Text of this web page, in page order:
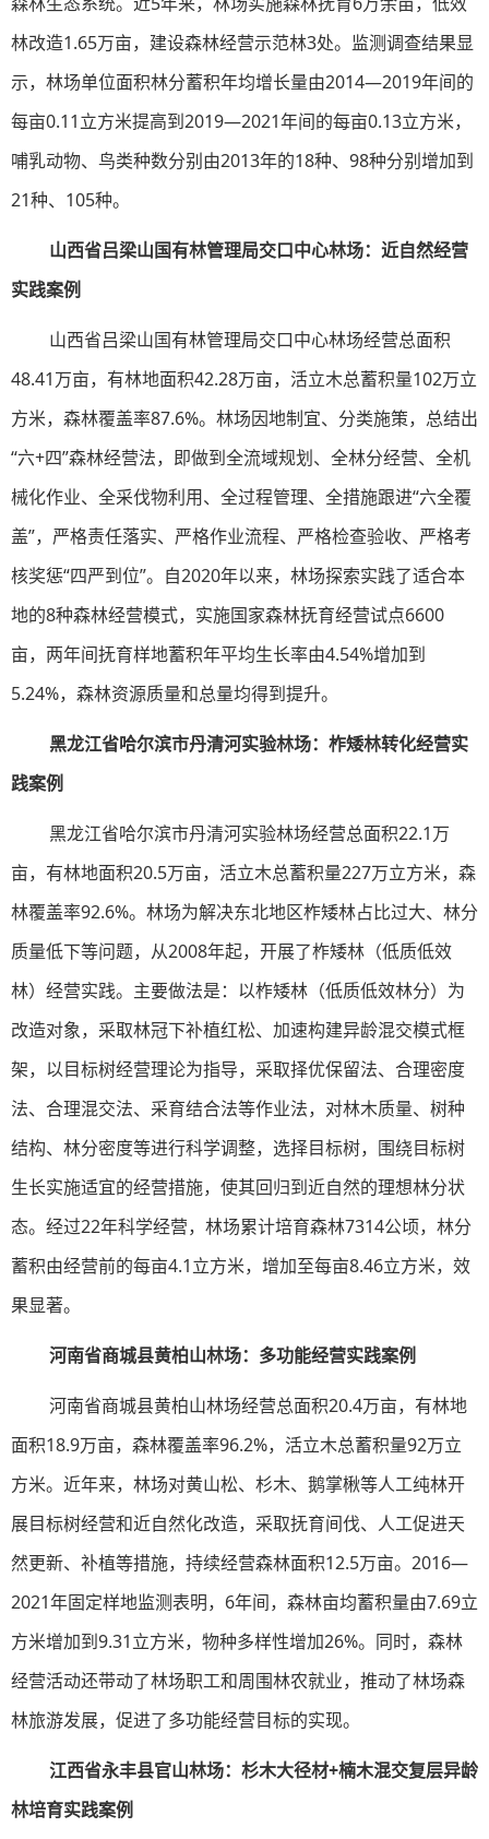
林改造1.65万亩，建设森林经营示范林3处。监测调查结果显
示，林场单位面积林分蓄积年均增长量由2014—2019年间的
每亩0.11立方米提高到2019—2021年间的每亩0.13立方米，
哺乳动物、鸟类种数分别由2013年的18种、98种分别增加到
21种、105种。
山西省吕梁山国有林管理局交口中心林场：近自然经营
实践案例
山西省吕梁山国有林管理局交口中心林场经营总面积
48.41万亩，有林地面积42.28万亩，活立木总蓄积量102万立
方米，森林覆盖率87.6%。林场因地制宜、分类施策，总结出
“六+四”森林经营法，即做到全流域规划、全林分经营、全机
械化作业、全采伐物利用、全过程管理、全措施跟进“六全覆
盖”，严格责任落实、严格作业流程、严格检查验收、严格考
核奖惩“四严到位”。自2020年以来，林场探索实践了适合本
地的8种森林经营模式，实施国家森林抚育经营试点6600
亩，两年间抚育样地蓄积年平均生长率由4.54%增加到
5.24%，森林资源质量和总量均得到提升。
黑龙江省哈尔滨市丹清河实验林场：柞矮林转化经营实
践案例
黑龙江省哈尔滨市丹清河实验林场经营总面积22.1万
亩，有林地面积20.5万亩，活立木总蓄积量227万立方米，森
林覆盖率92.6%。林场为解决东北地区柞矮林占比过大、林分
质量低下等问题，从2008年起，开展了柞矮林（低质低效
林）经营实践。主要做法是：以柞矮林（低质低效林分）为
改造对象，采取林冠下补植红松、加速构建异龄混交模式框
架，以目标树经营理论为指导，采取择优保留法、合理密度
法、合理混交法、采育结合法等作业法，对林木质量、树种
结构、林分密度等进行科学调整，选择目标树，围绕目标树
生长实施适宜的经营措施，使其回归到近自然的理想林分状
态。经过22年科学经营，林场累计培育森林7314公顷，林分
蓄积由经营前的每亩4.1立方米，增加至每亩8.46立方米，效
果显著。
河南省商城县黄柏山林场：多功能经营实践案例
河南省商城县黄柏山林场经营总面积20.4万亩，有林地
面积18.9万亩，森林覆盖率96.2%，活立木总蓄积量92万立
方米。近年来，林场对黄山松、杉木、鹅掌楸等人工纯林开
展目标树经营和近自然化改造，采取抚育间伐、人工促进天
然更新、补植等措施，持续经营森林面积12.5万亩。2016—
2021年固定样地监测表明，6年间，森林亩均蓄积量由7.69立
方米增加到9.31立方米，物种多样性增加26%。同时，森林
经营活动还带动了林场职工和周围林农就业，推动了林场森
林旅游发展，促进了多功能经营目标的实现。
江西省永丰县官山林场：杉木大径材+楠木混交复层异龄
林培育实践案例